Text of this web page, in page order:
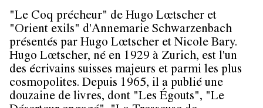
"Le Coq précheur" de Hugo Lœtscher et
"Orient exils" d'Annemarie Schwarzenbach
présentés par Hugo Lœtscher et Nicole Bary.
Hugo Lœtscher, né en 1929 à Zurich, est l'un
des écrivains suisses majeurs et parmi les plus
cosmopolites. Depuis 1965, il a publié une
douzaine de livres, dont "Les Égouts", "Le